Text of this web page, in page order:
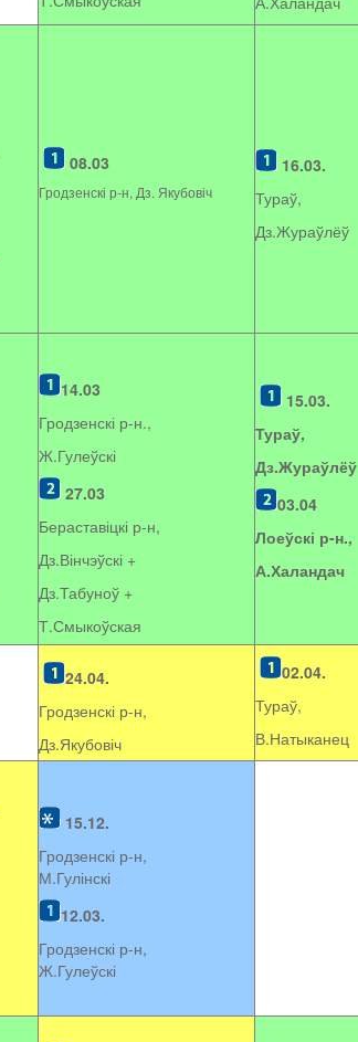
08.03
Гродзенскі р-н, Дз. Якубовіч
16.03.
Тураў,
Дз.Жураўлёў
14.03
Гродзенскі р-н.,
Ж.Гулеўскі
27.03
Бераставіцкі р-н,
Дз.Вінчэўскі +
Дз.Табуноў +
Т.Смыкоўская
15.03.
Тураў,
Дз.Жураўлёў
03.04
Лоеўскі р-н.,
А.Халандач
24.04.
Гродзенскі р-н,
Дз.Якубовіч
02.04.
Тураў,
В.Натыканец
15.12.
Гродзенскі р-н,
М.Гулінскі
12.03.
Гродзенскі р-н,
Ж.Гулеўскі